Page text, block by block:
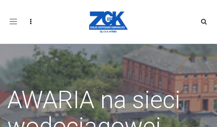
Toggle
AWARIA na sieci